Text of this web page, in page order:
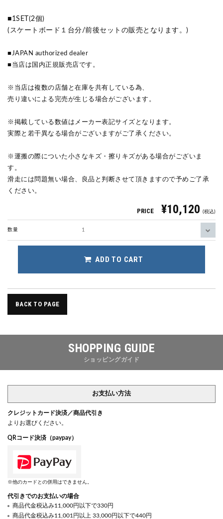
■1SET(2個)
(スケートボード１台分/前後セットの販売となります。)
■JAPAN authorized dealer
■当店は国内正規販売店です。
※当店は複数の店舗と在庫を共有している為、
売り違いによる完売が生じる場合がございます。
※掲載している数値はメーカー表記サイズとなります。
実際と若干異なる場合がございますがご了承ください。
※運搬の際についた小さなキズ・擦りキズがある場合がございま
す。
滑走には問題無い場合、良品と判断させて頂きますので予めご了承
ください。
PRICE ¥10,120 (税込)
数量
ADD TO CART
BACK TO PAGE
SHOPPING GUIDE
ショッピングガイド
お支払い方法
クレジットカード決済／商品代引き
よりお選びください。
QRコード決済（paypay）
※他のカードとの併用はできません。
代引きでのお支払いの場合
商品代金税込み11,000円以下で330円
商品代金税込み11,001円以上 33,000円以下で440円